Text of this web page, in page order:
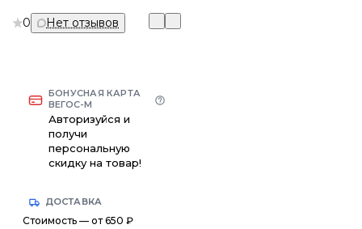
0 Нет отзывов
БОНУСНАЯ КАРТА
ВЕГОС-М
Авторизуйся и
получи
персональную
скидку на товар!
ДОСТАВКА
Стоимость — от 650 ₽